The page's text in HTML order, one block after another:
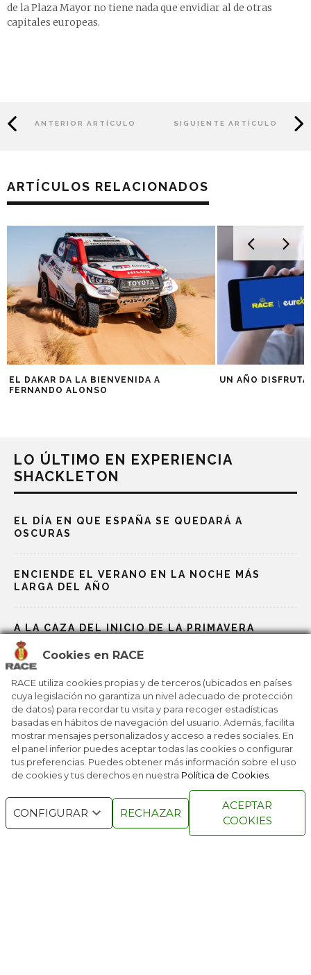
Cookies en RACE
RACE utiliza cookies propias y de terceros (ubicados en países
cuya legislación no garantiza un nivel adecuado de protección
de datos) para recordar tu visita y para recoger estadísticas
basadas en hábitos de navegación del usuario. Además, facilita
mostrar mensajes personalizados y acceso a redes sociales. En
el panel inferior puedes aceptar todas las cookies o configurar
tus preferencias. Puedes obtener más información sobre el uso
de cookies y tus derechos en nuestra Política de Cookies
CONFIGURAR RECHAZAR
ACEPTAR
COOKIES
de la Plaza Mayor no tiene nada que envidiar al de otras
capitales europeas.
ANTERIOR ARTÍCULO SIGUIENTE ARTÍCULO
ARTÍCULOS RELACIONADOS
EL DAKAR DA LA BIENVENIDA A
FERNANDO ALONSO
UN AÑO
LO ÚLTIMO EN EXPERIENCIA
SHACKLETON
EL DÍA EN QUE ESPAÑA SE QUEDARÁ A
OSCURAS
ENCIENDE EL VERANO EN LA NOCHE MÁS
LARGA DEL AÑO
A LA CAZA DEL INICIO DE LA PRIMAVERA
UN SAN VALENTÍN DE SUEÑOS ‘IMPOSIBLES’
DORMIR CON LA NIEVE, UNA EXPERIENCIA
ÚNICA
TODOS LOS DERECHOS
RESERVADOS